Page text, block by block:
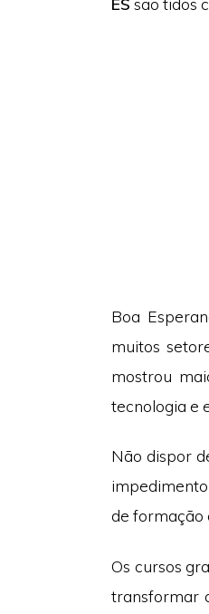
Boa
muitos
mostrou
tecnologia e
Não dispor
de formação
Os cursos
transformar